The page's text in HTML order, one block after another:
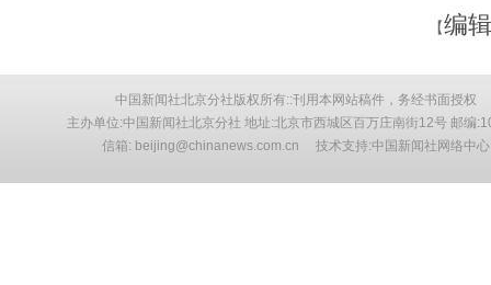
【编
中国新闻社北京分社版权所有::刊用本网站稿件，务经书面授权
主办单位:中国新闻社北京分社 地址:北京市西城区百万庄南街12号 邮编
信箱: beijing@chinanews.com.cn 技术支持:中国新闻社网络中心